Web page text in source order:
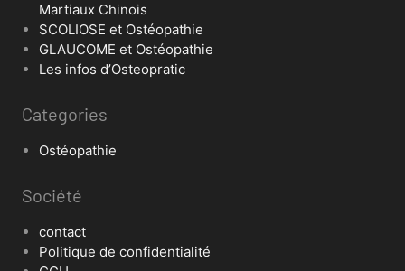
Martiaux Chinois
SCOLIOSE et Ostéopathie
GLAUCOME et Ostéopathie
Les infos d’Osteopratic
Categories
Ostéopathie
Société
contact
Politique de confidentialité